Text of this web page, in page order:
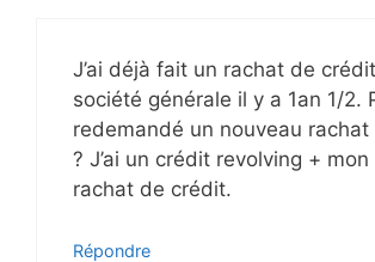
J’ai déjà fait un rachat de
société générale il y a 1an 1/2.
redemandé un nouveau
? J’ai un crédit revolving +
rachat de crédit.
Répondre